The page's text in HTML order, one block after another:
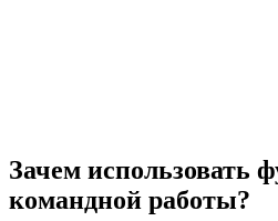
Зачем использовать
командной работы?